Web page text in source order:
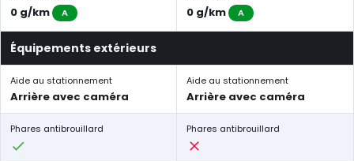
0 g/km A 0 g/km A
Équipements extérieurs
Aide au stationnement
Arrière avec caméra
Aide au stationnement
Arrière avec caméra
Phares antibrouillard Phares antibrouillard